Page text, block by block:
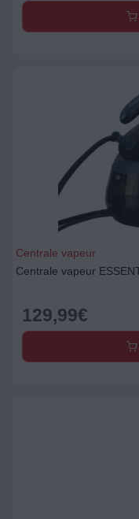
Centrale vapeur
Centrale vapeur
129,99€